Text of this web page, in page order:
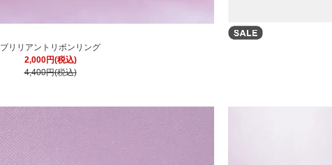
ブリリアントリボンリング
2,000円(税込)
4,400円(税込)